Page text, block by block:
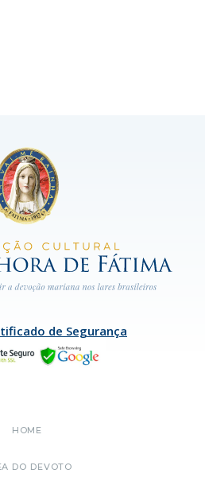
de Segurança
HOME
DO DEVOTO